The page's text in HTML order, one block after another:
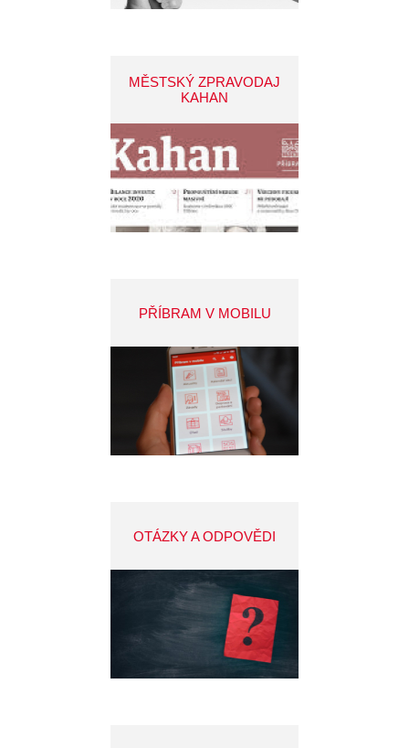
MĚSTSKÝ ZPRAVODAJ
KAHAN
PŘÍBRAM V MOBILU
OTÁZKY A ODPOVĚDI